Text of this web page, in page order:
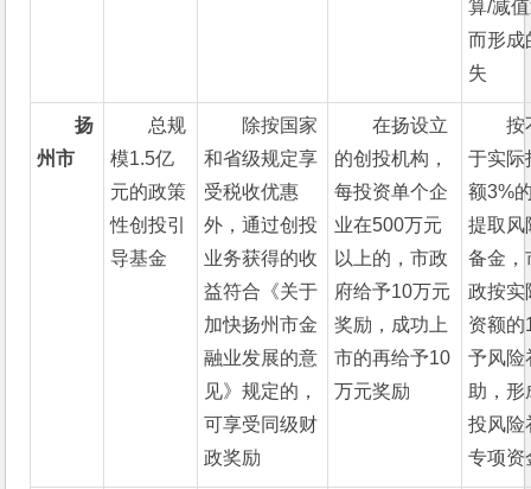
算/减
而形成
失
扬
州市
总规
模1.5亿
元的政策
性创投引
导基金
除按国家
和省级规定享
受税收优惠
外，通过创投
业务获得的收
益符合《关于
加快扬州市金
融业发展的意
见》规定的，
可享受同级财
政奖励
在扬设立
的创投机构，
每投资单个企
业在500万元
以上的，市政
府给予10万元
奖励，成功上
市的再给予10
万元奖励
按
于实际
额3%
提取风
备金，
政按实
资额的
予风险
助，形
投风险
专项资